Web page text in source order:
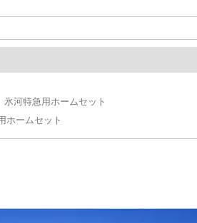
ョン レイアウト・ジオラマ類
氷河特急用ホームセット
ホームセット